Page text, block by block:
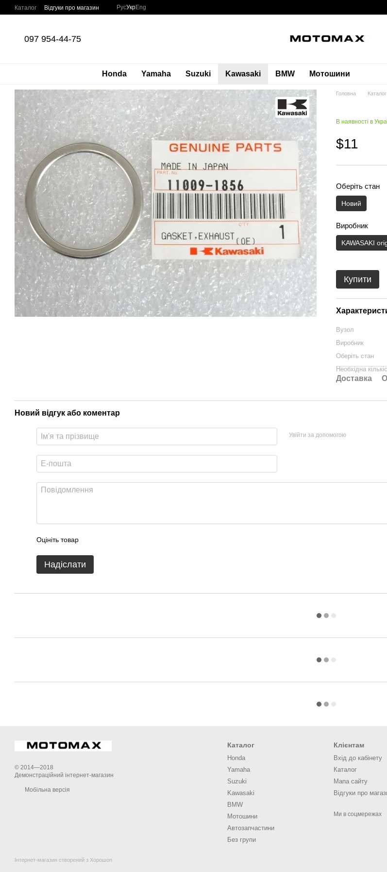
Перейти до основного контенту
Каталог Відгуки про магазин РусУкрEng
097 954-44-75
Honda Yamaha Suzuki Kawasaki BMW Мотошини
Головна Каталог
В наявності в
$11
Оберіть стан
Новий
Виробник
KAWASAKI
Купити
Вузол
Виробник
Оберіть стан
Необхідна
Доставка
Новий відгук або коментар
Увійти за допомогою
Оцініть товар
Надіслати
© 2014—2018
Демонстраційний інтернет-магазин
Мобільна версія
Інтернет-магазин створений з Хорошоп
Каталог
Honda
Yamaha
Suzuki
Kawasaki
BMW
Мотошини
Автозапчастини
Без групи
Клієнтам
Вхід до кабінету
Каталог
Мапа сайту
Відгуки про
Ми в соцмережах